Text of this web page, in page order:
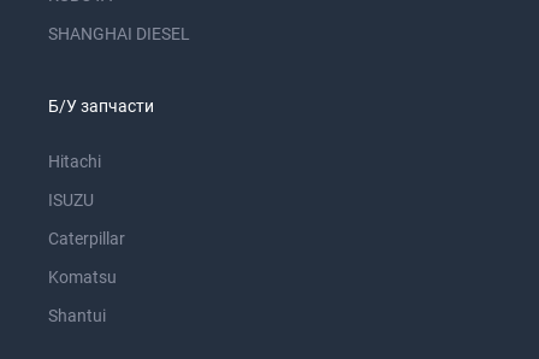
SHANGHAI DIESEL
Б/У запчасти
Hitachi
ISUZU
Caterpillar
Komatsu
Shantui